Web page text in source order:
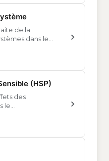
de la
dans le
(HSP)
des
le